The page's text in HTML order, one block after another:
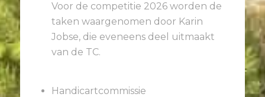
Voor de competitie 2026 worden de
taken waargenomen door Karin
Jobse, die eveneens deel uitmaakt
van de TC.
Handicartcommissie